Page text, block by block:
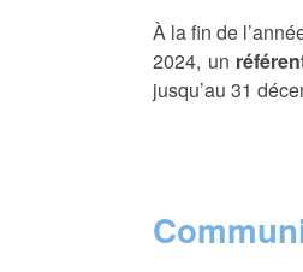
À la fin de
2024, un
jusqu’au 31